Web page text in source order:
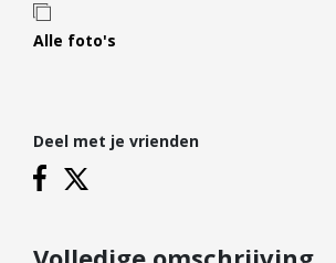
Verzekeren
Particulieren
Hypotheken
Hypotheek oversluiten
Alle foto's
Deel met je vrienden